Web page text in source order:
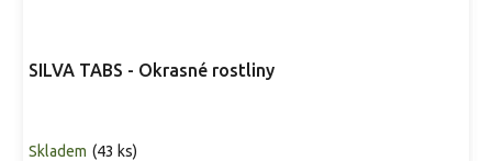
SILVA TABS - Okrasné rostliny
Skladem (43 ks)